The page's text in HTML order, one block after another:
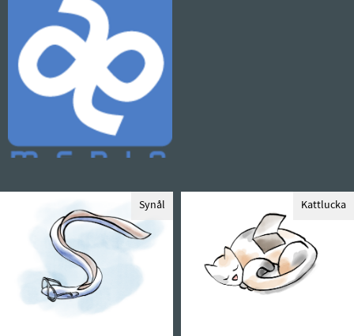
Synål Kattlucka